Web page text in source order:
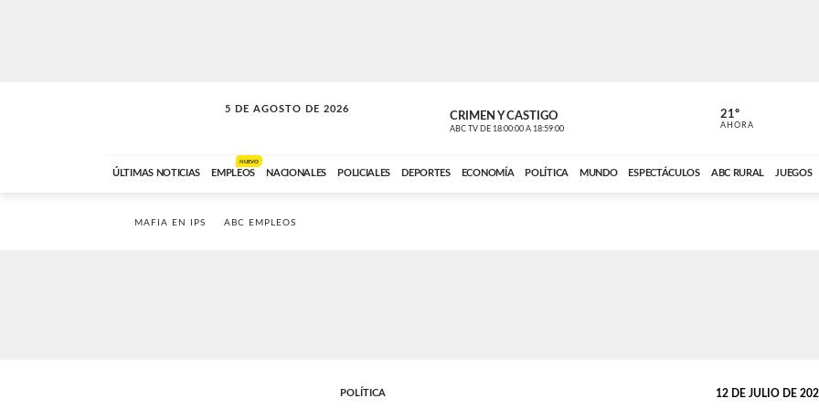
5 DE AGOSTO DE 2026
SOLO MÚSICA CRIMEN Y CASTIGO
ABC TV DE 18:00:00 A 18:59:00 ABC CARDINAL
21º
AHORA
ÚLTIMAS NOTICIAS EMPLEOS
NUEVO
NACIONALES POLICIALES DEPORTES ECONOMÍA POLÍTICA MUNDO ESPECTÁCULOS ABC RURAL JUEGOS
MAFIA EN IPS ABC EMPLEOS
POLÍTICA 12 DE JULIO DE